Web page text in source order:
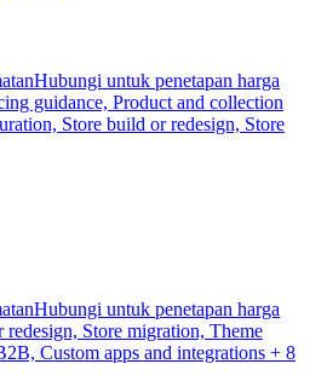
Hubungi untuk penetapan harga
guidance, Product and collection
Store build or redesign, Store
Hubungi untuk penetapan harga
redesign, Store migration, Theme
Custom apps and integrations + 8